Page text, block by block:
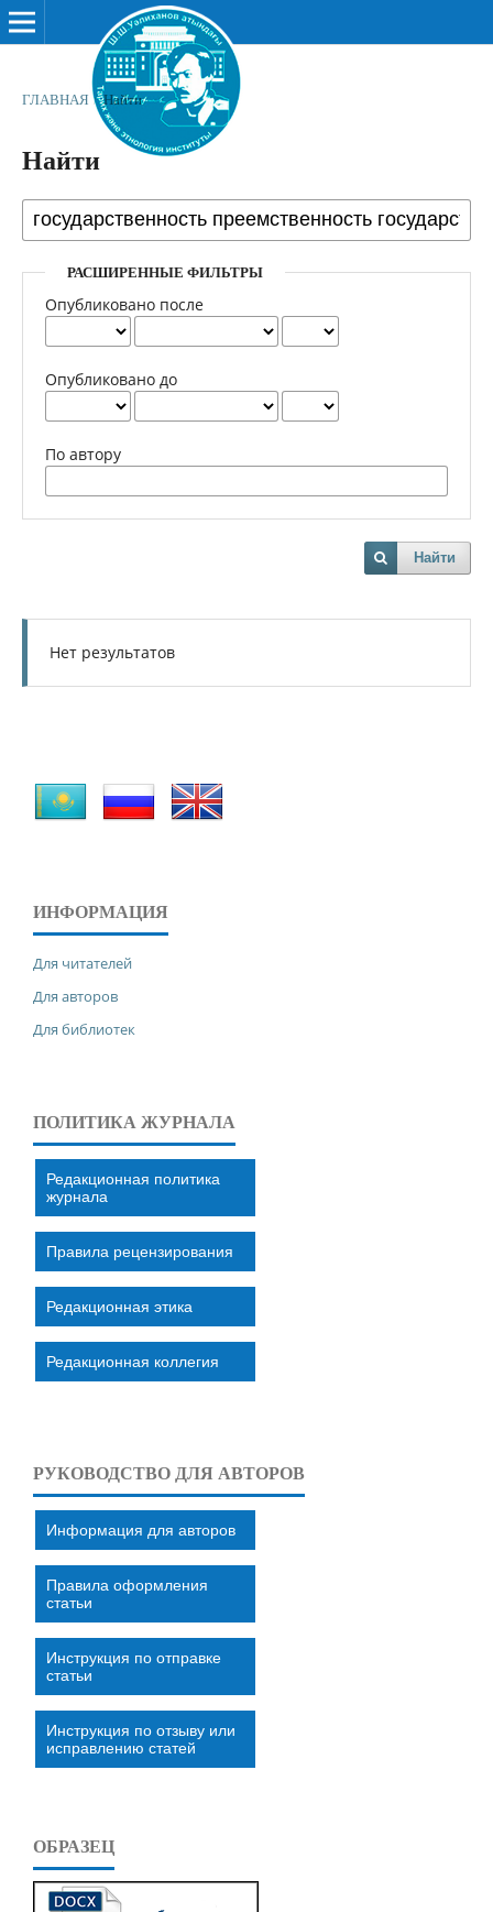
ГЛАВНАЯ / Найти
Найти
РАСШИРЕННЫЕ ФИЛЬТРЫ
Опубликовано после
Опубликовано до
По автору
Найти
Нет результатов
ИНФОРМАЦИЯ
Для читателей
Для авторов
Для библиотек
ПОЛИТИКА ЖУРНАЛА
Редакционная политика
журнала
Правила рецензирования
Редакционная этика
Редакционная коллегия
РУКОВОДСТВО ДЛЯ АВТОРОВ
Информация для авторов
Правила оформления
статьи
Инструкция по отправке
статьи
Инструкция по отзыву или
исправлению статей
ОБРАЗЕЦ